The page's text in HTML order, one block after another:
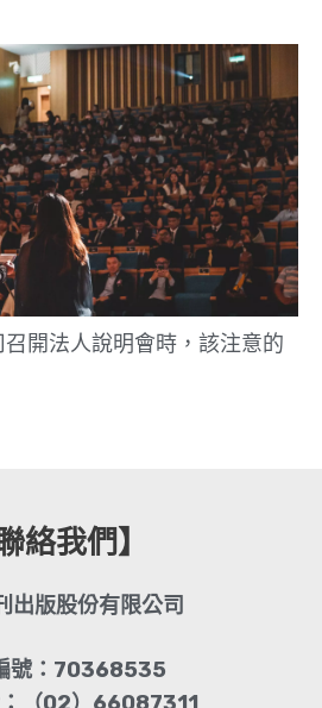
開法人說明會時，該注意的
絡我們】
出版股份有限公司
號：70368535